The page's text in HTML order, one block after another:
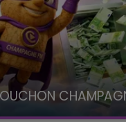
Champagne FM, à